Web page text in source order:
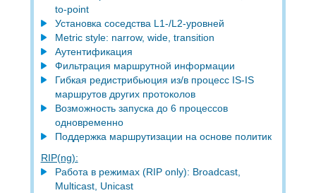
to-point
Установка соседcтва L1-/L2-уровней
Мetric style: narrow, wide, transition
Аутентификация
Фильтрация маршрутной информации
Гибкая редистрибьюция из/в процесс IS-IS
маршрутов других протоколов
Возможность запуска до 6 процессов
одновременно
Поддержка маршрутизации на основе политик
RIP(ng):
Работа в режимах (RIP only): Broadcast,
Multicast, Unicast